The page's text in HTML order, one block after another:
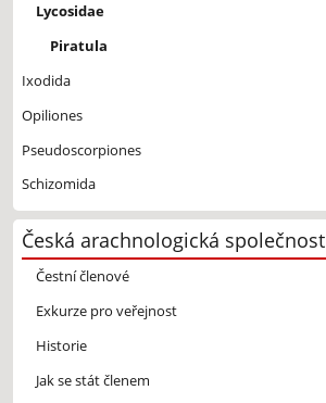
Lycosidae
Piratula
Ixodida
Opiliones
Pseudoscorpiones
Schizomida
Česká arachnologická společnost
Čestní členové
Exkurze pro veřejnost
Historie
Jak se stát členem